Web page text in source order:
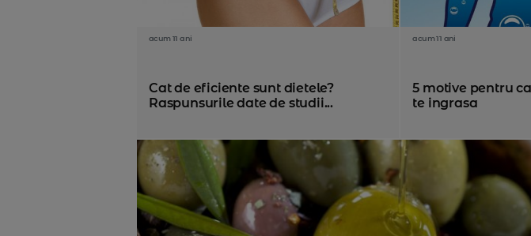
acum 11 ani
Cat de eficiente sunt dietele?
Raspunsurile date de studii...
acum 11 ani
5 motive pentru
te ingrasa